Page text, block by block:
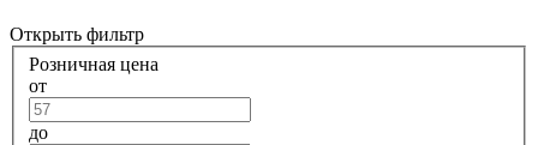
Открыть фильтр
Розничная цена
от
до